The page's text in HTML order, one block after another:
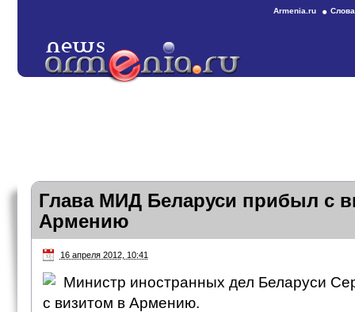
Armenia.ru
Глава МИД Беларуси прибыл с
Армению
16 апреля 2012, 10:41
Министр иностранных дел Беларуси
с визитом в Армению.